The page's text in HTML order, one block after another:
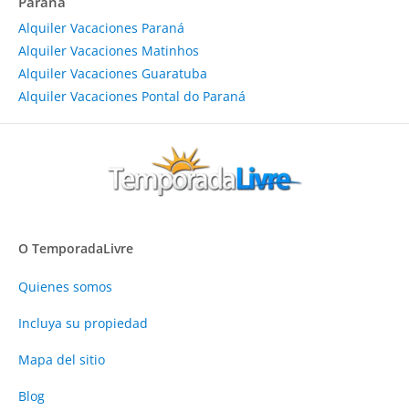
Alquiler Vacaciones Paraná
Alquiler Vacaciones Matinhos
Alquiler Vacaciones Guaratuba
Alquiler Vacaciones Pontal do Paraná
O TemporadaLivre
Quienes somos
Incluya su propiedad
Mapa del sitio
Blog